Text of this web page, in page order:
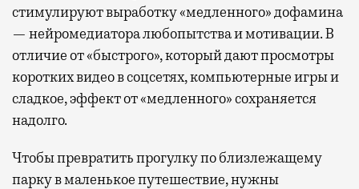
стимулируют выработку «медленного» дофамина
— нейромедиатора любопытства и мотивации. В
отличие от «быстрого», который дают просмотры
коротких видео в соцсетях, компьютерные игры и
сладкое, эффект от «медленного» сохраняется
надолго.
Чтобы превратить прогулку по близлежащему
парку в маленькое путешествие, нужны